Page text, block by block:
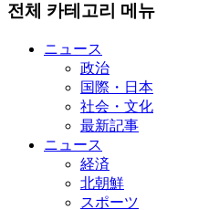
전체 카테고리 메뉴
ニュース
政治
国際・日本
社会・文化
最新記事
ニュース
経済
北朝鮮
スポーツ